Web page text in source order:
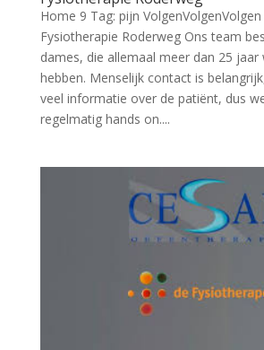
Home 9 Tag: pijn
Fysiotherapie Roderweg Ons team
dames, die allemaal meer dan 25 jaar
hebben. Menselijk contact is
veel informatie over de patiënt, dus
regelmatig hands on....